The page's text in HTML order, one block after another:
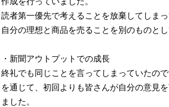
読者第一優先で考えることを放棄してしまっ
自分の理想と商品を売ることを別のものとし
・新聞アウトプットでの成長
終礼でも同じことを言ってしまっていたの
を通じて、初回よりも皆さんが自分の意見
ました。